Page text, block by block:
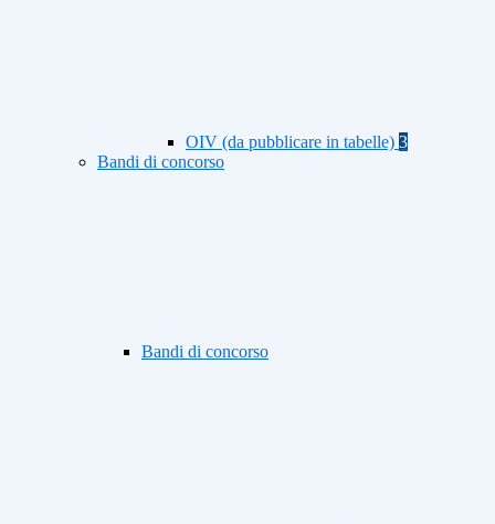
OIV (da pubblicare in tabelle) 3
Bandi di concorso
Bandi di concorso